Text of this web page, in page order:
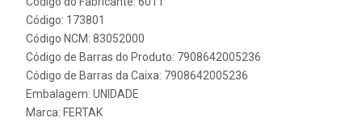
Código: 173801
Código NCM: 83052000
Código de Barras do Produto: 7908642005236
Código de Barras da Caixa: 7908642005236
Embalagem: UNIDADE
Marca: FERTAK